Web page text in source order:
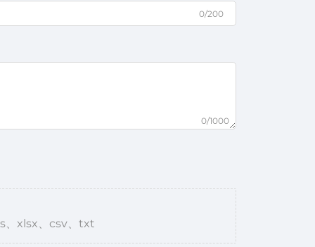
0/200
0/1000
xlsx、csv、txt